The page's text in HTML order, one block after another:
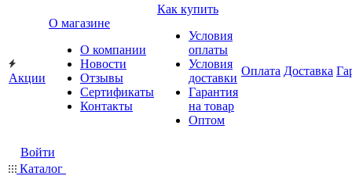
Акции
О магазине
О компании
Новости
Отзывы
Сертификаты
Контакты
Как купить
Условия
оплаты
Условия
доставки
Гарантия
на товар
Оптом
Оплата Доставка
Войти
Каталог